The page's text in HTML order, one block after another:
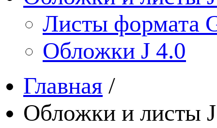
Листы формата
Обложки J 4.0
Главная /
Обложки и листы